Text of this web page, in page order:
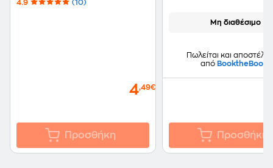
4.9 (10)
4,49€
Προσθήκη
Μη διαθέσιμο
Πωλείται και
από BooktheBook
Προσθήκη